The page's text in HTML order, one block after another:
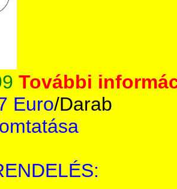
További
Euro/Darab